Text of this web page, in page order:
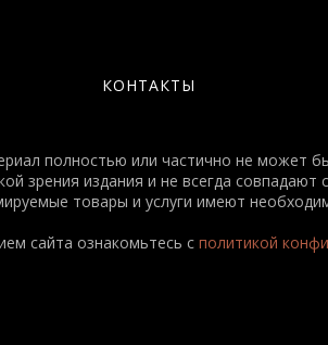
КОНТАКТЫ
полностью или частично не может
издания и не всегда совпадают
товары и услуги имеют
сайта ознакомьтесь с политикой